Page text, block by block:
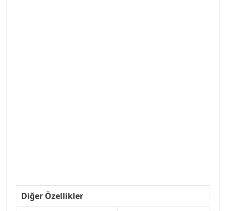
Diğer Özellikler